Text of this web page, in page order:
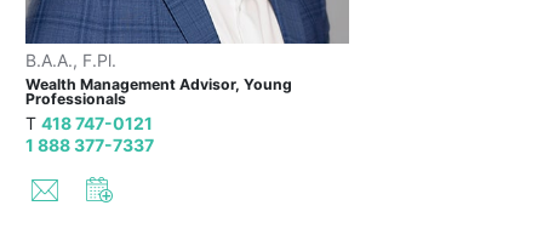
B.A.A., F.Pl.
Wealth Management Advisor, Young
Professionals
T 418 747-0121
1 888 377-7337